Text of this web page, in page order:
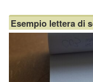
I clienti possono
Esempio lettera di